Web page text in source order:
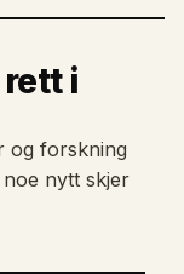
i
og forskning
nytt skjer